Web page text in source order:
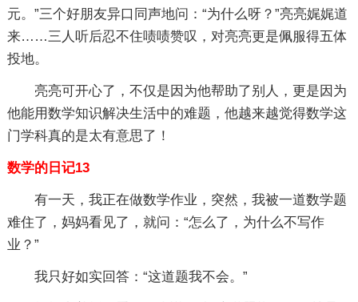
元。”三个好朋友异口同声地问：“为什么呀？”亮亮娓娓道
来……三人听后忍不住啧啧赞叹，对亮亮更是佩服得五体
投地。
亮亮可开心了，不仅是因为他帮助了别人，更是因为
他能用数学知识解决生活中的难题，他越来越觉得数学这
门学科真的是太有意思了！
数学的日记13
有一天，我正在做数学作业，突然，我被一道数学题
难住了，妈妈看见了，就问：“怎么了，为什么不写作
业？”
我只好如实回答：“这道题我不会。”